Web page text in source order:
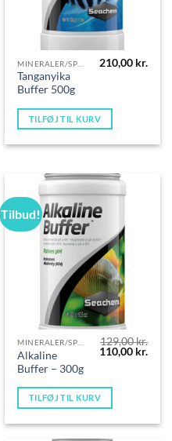
Tanganyika
Buffer 500g
210,00 kr.
TILFØJ TIL KURV
Tilbud!
MINERALER/SPORSTOFFER
Alkaline
Buffer – 300g
129,00kr.
Den
oprindelige
129,00 kr..
110,00 kr.Den
TILFØJ TIL KURV